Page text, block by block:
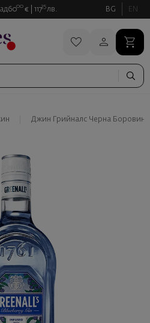
6000 € 11735 лв. BG EN
Джин Грийналс Черна